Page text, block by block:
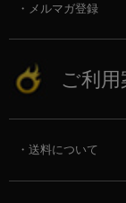
メルマガ登録
ご利用
送料について